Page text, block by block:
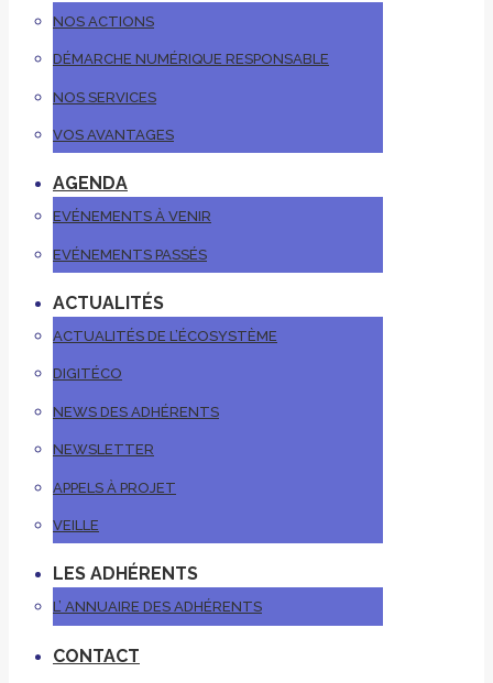
NOS ACTIONS
DÉMARCHE NUMÉRIQUE RESPONSABLE
NOS SERVICES
VOS AVANTAGES
AGENDA
EVÉNEMENTS À VENIR
EVÉNEMENTS PASSÉS
ACTUALITÉS
ACTUALITÉS DE L’ÉCOSYSTÈME
DIGITÉCO
NEWS DES ADHÉRENTS
NEWSLETTER
APPELS À PROJET
VEILLE
LES ADHÉRENTS
L’ ANNUAIRE DES ADHÉRENTS
CONTACT